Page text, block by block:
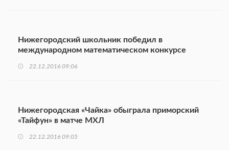
Нижегородский школьник победил в
международном математическом конкурсе
22.12.2016 09:06
Нижегородская «Чайка» обыграла приморский
«Тайфун» в матче МХЛ
22.12.2016 09:05